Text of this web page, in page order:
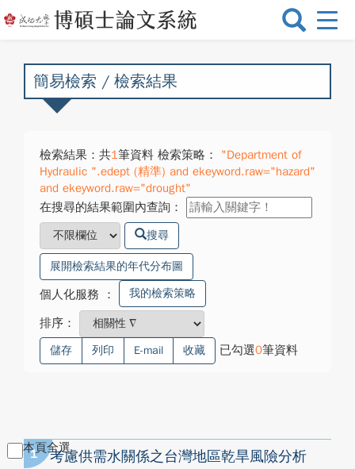
選
換
簡易檢索 / 檢索結果
檢索結果：共1筆資料 檢索策略：
"Department of
Hydraulic ".edept (精準) and ekeyword.raw="hazard"
and ekeyword.raw="drought"
在搜尋的結果範圍內查詢：
搜尋
展開檢索結果的年代分布圖
個人化服務 ： 我的檢索策略
排序：
儲存 列印 E-mail 收藏 已勾選0筆資料
本頁全選
1 考慮供需水關係之台灣地區乾旱風險分析